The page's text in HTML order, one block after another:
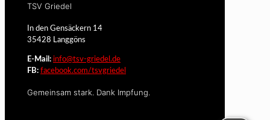
TSV Griedel
In den Gensäckern 14
35428 Langgöns
E-Mail: info@tsv-griedel.de
FB: facebook.com/tsvgriedel
Gemeinsam stark. Dank Impfung.